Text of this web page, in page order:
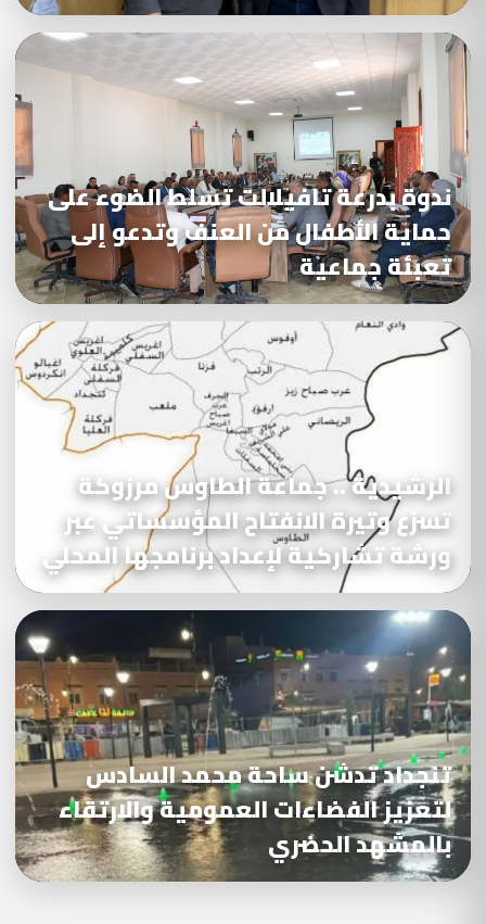
ندوة بدرعة تافيلالت تسلط الضوء على
حماية الأطفال من العنف وتدعو إلى
تعبئة جماعية
الرشيدية .. جماعة الطاوس مرزوكة
تسرّع وتيرة الانفتاح المؤسساتي عبر
ورشة تشاركية لإعداد برنامجها المحلي
تنجداد تدشن ساحة محمد السادس
لتعزيز الفضاءات العمومية والارتقاء
بالمشهد الحضري